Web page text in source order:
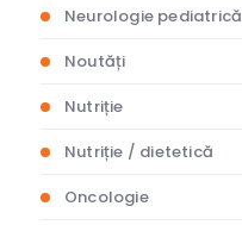
Neurologie pediatrică
Noutăți
Nutriție
Nutriție / dietetică
Oncologie